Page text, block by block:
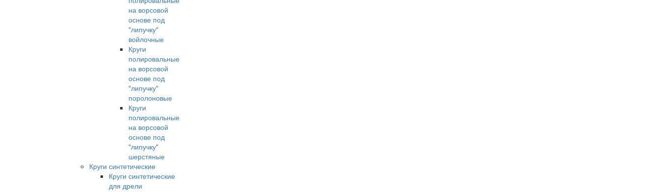
на ворсовой
основе под
"липучку"
войлочные
Круги
полировальные
на ворсовой
основе под
"липучку"
поролоновые
Круги
полировальные
на ворсовой
основе под
"липучку"
шерстяные
Круги синтетические
Круги синтетические
для дрели